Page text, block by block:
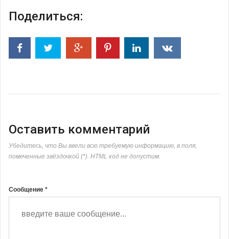
Поделиться:
Оставить комментарий
Убедитесь, что Вы ввели всю требуемую информацию, в поля,
помеченные звёздочкой (*). HTML код не допустим.
Сообщение *